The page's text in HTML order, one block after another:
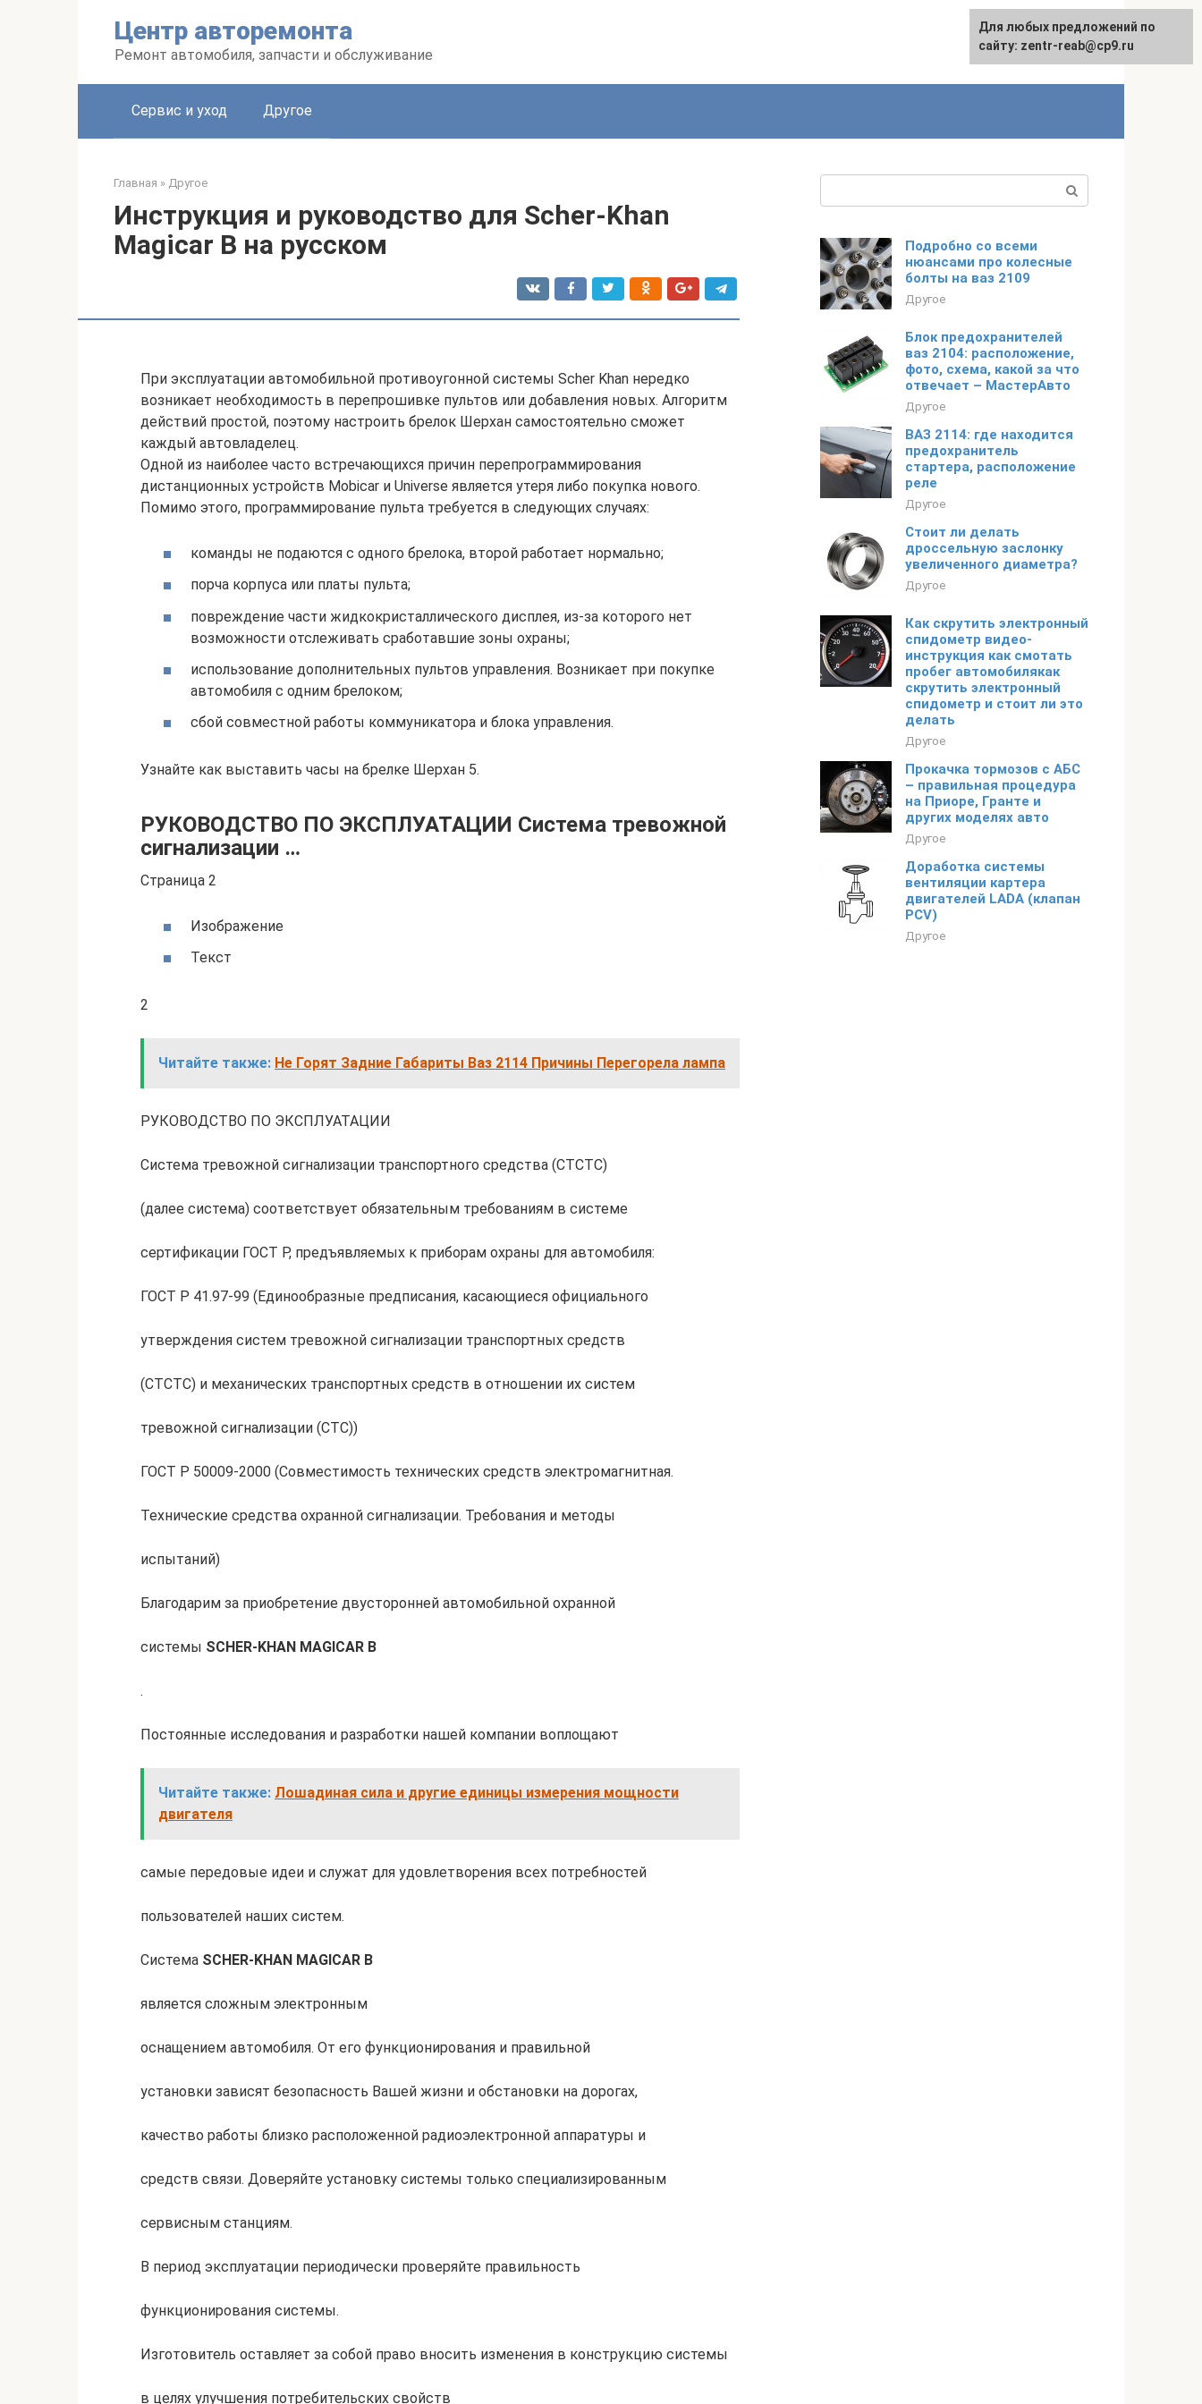
Центр авторемонта
Ремонт автомобиля, запчасти и обслуживание
Сервис и уход Другое
Главная » Другое
Инструкция и руководство для Scher-Khan
Magicar B на русском
При эксплуатации автомобильной противоугонной системы Scher Khan нередко
возникает необходимость в перепрошивке пультов или добавления новых. Алгоритм
действий простой, поэтому настроить брелок Шерхан самостоятельно сможет
каждый автовладелец.
Одной из наиболее часто встречающихся причин перепрограммирования
дистанционных устройств Mobicar и Universe является утеря либо покупка нового.
Помимо этого, программирование пульта требуется в следующих случаях:
команды не подаются с одного брелока, второй работает нормально;
порча корпуса или платы пульта;
повреждение части жидкокристаллического дисплея, из-за которого нет
возможности отслеживать сработавшие зоны охраны;
использование дополнительных пультов управления. Возникает при покупке
автомобиля с одним брелоком;
сбой совместной работы коммуникатора и блока управления.
Узнайте как выставить часы на брелке Шерхан 5.
РУКОВОДСТВО ПО ЭКСПЛУАТАЦИИ Система тревожной
сигнализации …
Страница 2
Изображение
Текст
2
Читайте также: Не Горят Задние Габариты Ваз 2114 Причины Перегорела лампа
РУКОВОДСТВО ПО ЭКСПЛУАТАЦИИ
Система тревожной сигнализации транспортного средства (СТСТС)
(далее система) соответствует обязательным требованиям в системе
сертификации ГОСТ Р, предъявляемых к приборам охраны для автомобиля:
ГОСТ Р 41.97-99 (Единообразные предписания, касающиеся официального
утверждения систем тревожной сигнализации транспортных средств
(СТСТС) и механических транспортных средств в отношении их систем
тревожной сигнализации (СТС))
ГОСТ Р 50009-2000 (Совместимость технических средств электромагнитная.
Технические средства охранной сигнализации. Требования и методы
испытаний)
Благодарим за приобретение двусторонней автомобильной охранной
системы SCHER-KHAN MAGICAR B
.
Постоянные исследования и разработки нашей компании воплощают
Читайте также: Лошадиная сила и другие единицы измерения мощности
двигателя
самые передовые идеи и служат для удовлетворения всех потребностей
пользователей наших систем.
Система SCHER-KHAN MAGICAR B
является сложным электронным
оснащением автомобиля. От его функционирования и правильной
установки зависят безопасность Вашей жизни и обстановки на дорогах,
качество работы близко расположенной радиоэлектронной аппаратуры и
средств связи. Доверяйте установку системы только специализированным
сервисным станциям.
В период эксплуатации периодически проверяйте правильность
функционирования системы.
Изготовитель оставляет за собой право вносить изменения в конструкцию системы
в целях улучшения потребительских свойств
Подробно со всеми
нюансами про колесные
болты на ваз 2109
Другое
Блок предохранителей
ваз 2104: расположение,
фото, схема, какой за что
отвечает – МастерАвто
Другое
ВАЗ 2114: где находится
предохранитель
стартера, расположение
реле
Другое
Стоит ли делать
дроссельную заслонку
увеличенного диаметра?
Другое
Как скрутить электронный
спидометр видео-
инструкция как смотать
пробег автомобилякак
скрутить электронный
спидометр и стоит ли это
делать
Другое
Прокачка тормозов с АБС
– правильная процедура
на Приоре, Гранте и
других моделях авто
Другое
Доработка системы
вентиляции картера
двигателей LADA (клапан
PCV)
Другое
Для любых предложений по
сайту: zentr-reab@cp9.ru